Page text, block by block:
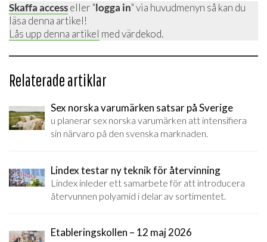
Skaffa accesseller "logga in" via huvudmenyn så kan du
läsa denna artikel!
Lås upp denna artikel med värdekod.
Relaterade artiklar
Sex norska varumärken satsar på Sverige
u planerar sex norska varumärken att intensifiera
sin närvaro på den svenska marknaden.
Lindex testar ny teknik för återvinning
Lindex inleder ett samarbete för att introducera
återvunnen polyamid i delar av sortimentet.
Etableringskollen – 12 maj 2026